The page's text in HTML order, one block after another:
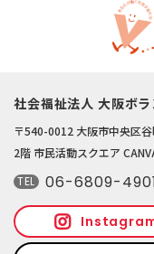
社会福祉法人 大阪ボ
〒540-0012 大阪市中央区
2階 市民活動スクエア
TEL 06-6809-